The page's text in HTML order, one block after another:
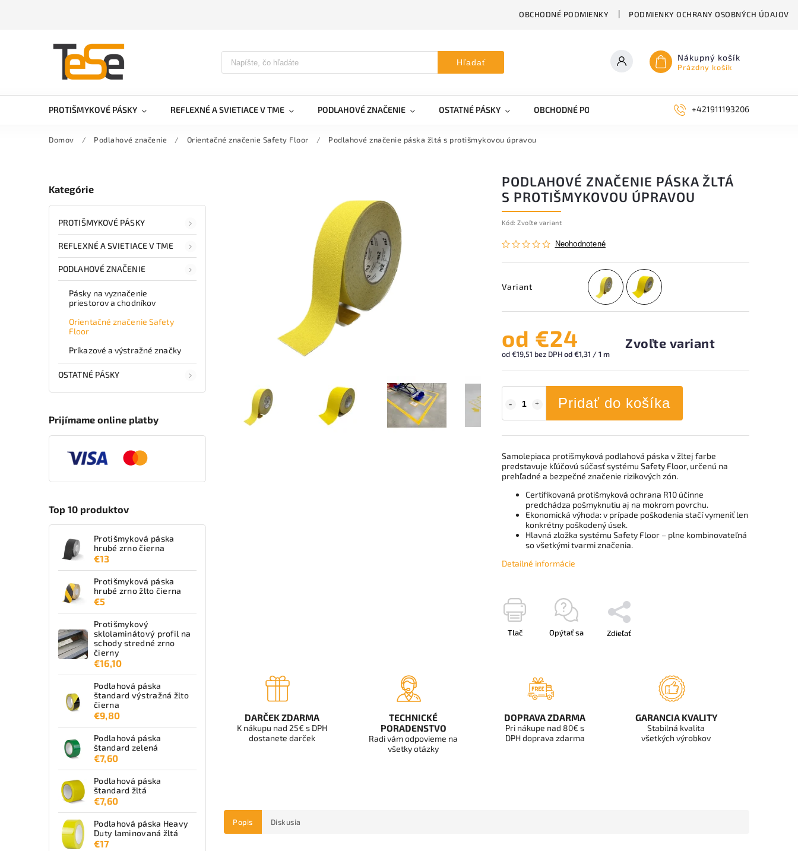
OBCHODNÉ PODMIENKY PODMIENKY OCHRANY OSOBNÝCH ÚDAJOV
Hľadať Nákupný košík
Prázdny košík
PROTIŠMYKOVÉ PÁSKY REFLEXNÉ A SVIETIACE V TME PODLAHOVÉ ZNAČENIE OSTATNÉ PÁSKY OBCHODNÉ PODMIENKY KONTAKTY BLOG
+421911193206
Domov / Podlahové značenie / Orientačné značenie Safety Floor / Podlahové značenie páska žltá s protišmykovou úpravou
Kategórie
PROTIŠMYKOVÉ PÁSKY
REFLEXNÉ A SVIETIACE V TME
PODLAHOVÉ ZNAČENIE
Pásky na vyznačenie
priestorov a chodníkov
Orientačné značenie Safety
Floor
Príkazové a výstražné značky
OSTATNÉ PÁSKY
Prijímame online platby
Top 10 produktov
Protišmyková páska
hrubé zrno čierna
€13
Protišmyková páska
hrubé zrno žlto čierna
€5
Protišmykový
sklolaminátový profil na
schody stredné zrno
čierny
€16,10
Podlahová páska
štandard výstražná žlto
čierna
€9,80
Podlahová páska
štandard zelená
€7,60
Podlahová páska
štandard žltá
€7,60
Podlahová páska Heavy
Duty laminovaná žltá
€17
PODLAHOVÉ ZNAČENIE PÁSKA ŽLTÁ
S PROTIŠMYKOVOU ÚPRAVOU
Kód: Zvoľte variant
Neohodnotené
Variant
od €24
od€19,51 bez DPHod €1,31 / 1 m
Zvoľte variant
Pridať do košíka
Samolepiaca protišmyková podlahová páska v žltej farbe
predstavuje kľúčovú súčasť systému Safety Floor, určenú na
prehľadné a bezpečné značenie rizikových zón.
Certifikovaná protišmyková ochrana R10 účinne
predchádza pošmyknutiu aj na mokrom povrchu.
Ekonomická výhoda: v prípade poškodenia stačí vymeniť len
konkrétny poškodený úsek.
Hlavná zložka systému Safety Floor – plne kombinovateľná
so všetkými tvarmi značenia.
Detailné informácie
Tlač Opýtať sa Zdieľať
DARČEK ZDARMA
K nákupu nad 25€ s DPH
dostanete darček
TECHNICKÉ
PORADENSTVO
Radi vám odpovieme na
všetky otázky
DOPRAVA ZDARMA
Pri nákupe nad 80€ s
DPH doprava zdarma
GARANCIA KVALITY
Stabilná kvalita
všetkých výrobkov
Popis Diskusia